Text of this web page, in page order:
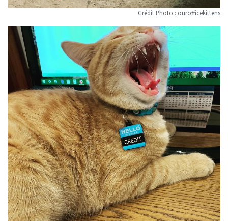
Crédit Photo : ourofficekittens